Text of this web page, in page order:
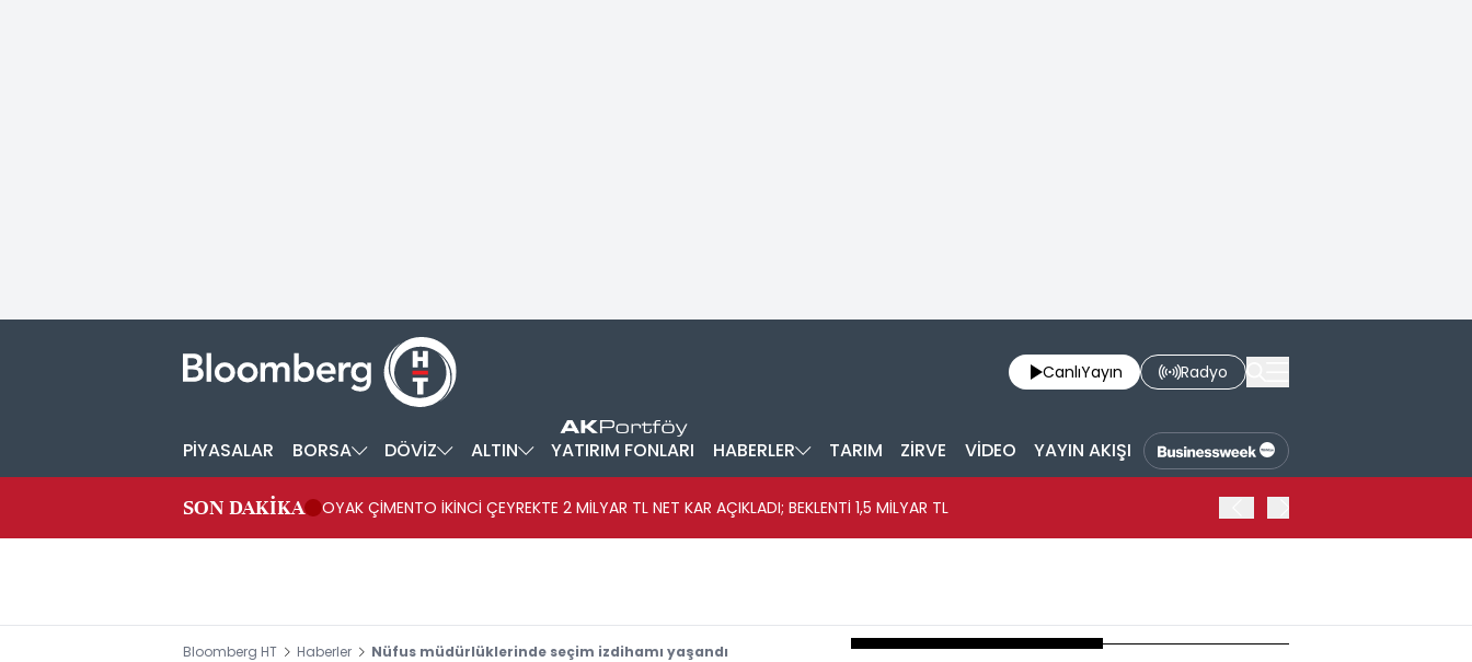
CanlıYayın Radyo
PİYASALAR BORSA DÖVİZ ALTIN YATIRIM FONLARI HABERLER TARIM ZİRVE VİDEO YAYIN AKIŞI
SON DAKİKA OYAK ÇİMENTO İKİNCİ ÇEYREKTE 2 MİLYAR TL NET KAR AÇIKLADI; BEKLENTİ 1,5 MİLYAR TL
Bloomberg HT Haberler Nüfus müdürlüklerinde seçim izdihamı yaşandı